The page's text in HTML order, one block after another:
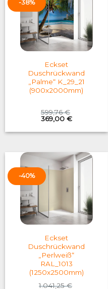
-38%
Eckset
Duschrückwand
„Palme“ K_29_21
(900x2000mm)
599,76€
Original
price
was:
369,00 €Current
is:
-40%
Eckset
Duschrückwand
„Perlweiß“
RAL_1013
(1250x2500mm)
1.041,25€